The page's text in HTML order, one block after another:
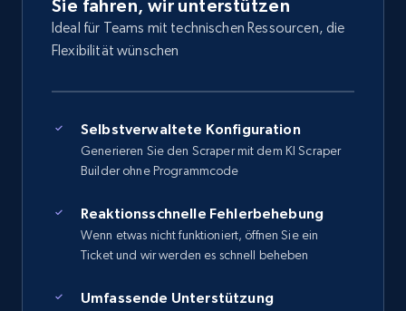
Sie fahren, wir unterstützen
Ideal für Teams mit technischen Ressourcen, die
Flexibilität wünschen
Selbstverwaltete Konfiguration
Generieren Sie den Scraper mit dem KI Scraper
Builder ohne Programmcode
Reaktionsschnelle Fehlerbehebung
Wenn etwas nicht funktioniert, öffnen Sie ein
Ticket und wir werden es schnell beheben
Umfassende Unterstützung